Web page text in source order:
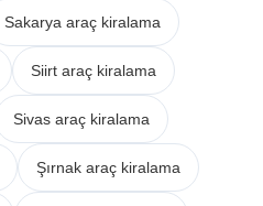
Sakarya araç kiralama
Siirt araç kiralama
Sivas araç kiralama
Şırnak araç kiralama